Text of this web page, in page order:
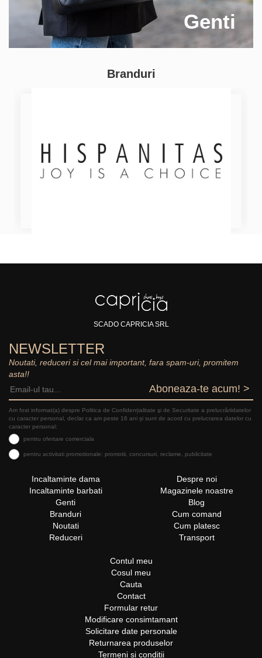
Genti
Branduri
SCADO CAPRICIA SRL
NEWSLETTER
Noutati, reduceri si cel mai important, fara spam-uri, promitem
asta!!
Aboneaza-te acum! >
Am fost informat(a) despre Politica de Confidențialitate şi de Securitate a prelucrăriidatelor
cu caracter personal, declar ca am peste 16 ani și sunt de acord cu prelucrarea datelor cu
caracter personal:
pentru ofertare comerciala
pentru activitati promotionale: promotii, concursuri, reclame, publicitate
Incaltaminte dama
Incaltaminte barbati
Genti
Branduri
Noutati
Reduceri
Despre noi
Magazinele noastre
Blog
Cum comand
Cum platesc
Transport
Contul meu
Cosul meu
Cauta
Contact
Formular retur
Modificare consimtamant
Solicitare date personale
Returnarea produselor
Termeni si conditii